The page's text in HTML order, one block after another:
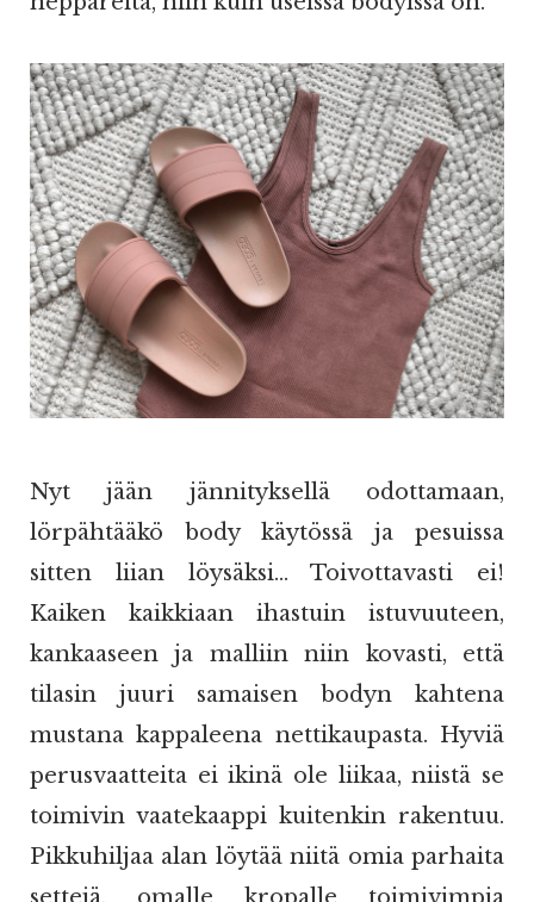
Nyt jään jännityksellä odottamaan,
lörpähtääkö body käytössä ja pesuissa
sitten liian löysäksi... Toivottavasti ei!
Kaiken kaikkiaan ihastuin istuvuuteen,
kankaaseen ja malliin niin kovasti, että
tilasin juuri samaisen bodyn kahtena
mustana kappaleena nettikaupasta. Hyviä
perusvaatteita ei ikinä ole liikaa, niistä se
toimivin vaatekaappi kuitenkin rakentuu.
Pikkuhiljaa alan löytää niitä omia parhaita